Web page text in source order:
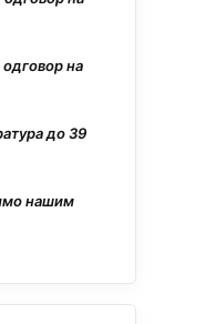
на
до 39
нашим